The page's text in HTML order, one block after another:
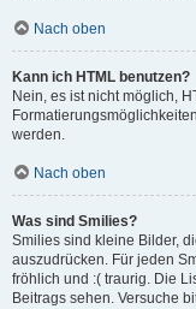
Nach oben
Kann ich HTML benutzen?
Nein, es ist nicht möglich,
werden.
Nach oben
Was sind Smilies?
Smilies sind kleine Bilder,
auszudrücken. Für jeden
fröhlich und :( traurig. Die
Beitrags sehen. Versuche